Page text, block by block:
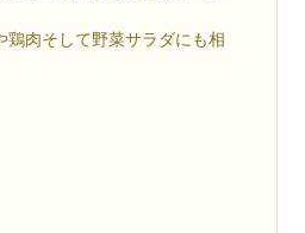
鶏肉そして野菜サラダにも相